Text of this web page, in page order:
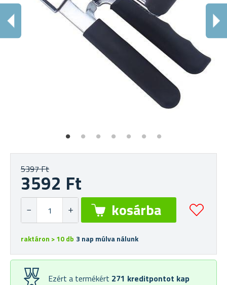
5397 Ft
3592 Ft
raktáron > 10 db 3 nap múlva nálunk
Ezért a termékért 271 kreditpontot kap